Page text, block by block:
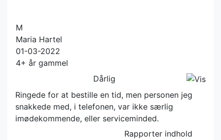
M
Maria Hartel
01-03-2022
4+ år gammel
Dårlig
Ringede for at bestille en tid, men personen jeg
snakkede med, i telefonen, var ikke særlig
imødekommende, eller serviceminded.
Rapporter indhold